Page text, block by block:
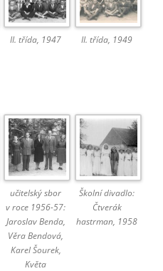
II. třída, 1947 II. třída, 1949
učitelský sbor
v roce 1956-57:
Jaroslav Benda,
Věra Bendová,
Karel Šourek,
Květa
Školní divadlo:
Čtverák
hastrman, 1958